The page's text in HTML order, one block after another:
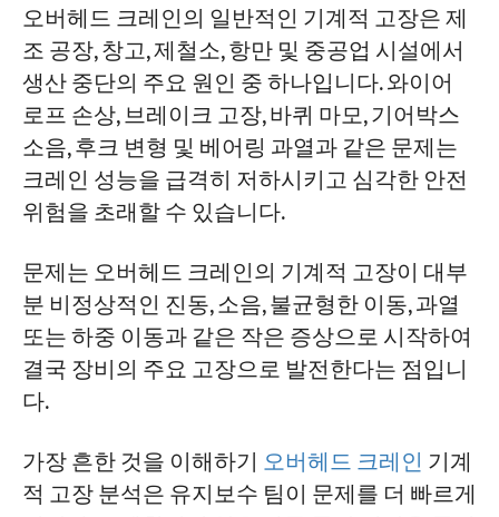
인 기계적 고장
파트 2: 오버헤드 크레인 시스템 및 조립체
의 일반적인 기계적 고장
오버헤드 크레인의 일반적인 기계 고장을
예방하는 방법
교체 vs 수리: 크레인 부품 선택 가이드
일반적인 오버헤드 크레인 기계 고장에 대
한 전문가 지원이 필요하십니까?
오버헤드 크레인의 일반적인 기계적 고장은 제
조 공장, 창고, 제철소, 항만 및 중공업 시설에서
생산 중단의 주요 원인 중 하나입니다. 와이어
로프 손상, 브레이크 고장, 바퀴 마모, 기어박스
소음, 후크 변형 및 베어링 과열과 같은 문제는
크레인 성능을 급격히 저하시키고 심각한 안전
위험을 초래할 수 있습니다.
문제는 오버헤드 크레인의 기계적 고장이 대부
분 비정상적인 진동, 소음, 불균형한 이동, 과열
또는 하중 이동과 같은 작은 증상으로 시작하여
결국 장비의 주요 고장으로 발전한다는 점입니
다.
가장 흔한 것을 이해하기 오버헤드 크레인 기계
적 고장 분석은 유지보수 팀이 문제를 더 빠르게